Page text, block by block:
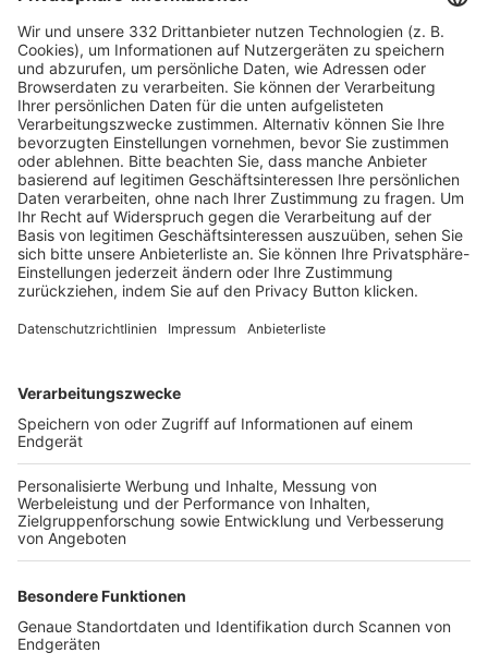
HÄUFIG BESUCHTE SEITEN
Pässe und Vereinswechsel
Trainerausbildung
Schulungsangebot Vereinsmitarbeiter
BFV-Geschäftsstellen
Trainerbörse
Login SpielPlus
FOLGE DEM BFV
TOP-VEREINE
TOP-PARTNER